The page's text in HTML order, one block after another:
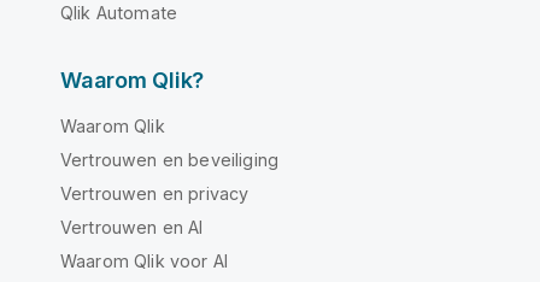
Qlik Automate
Waarom Qlik?
Waarom Qlik
Vertrouwen en beveiliging
Vertrouwen en privacy
Vertrouwen en AI
Waarom Qlik voor AI